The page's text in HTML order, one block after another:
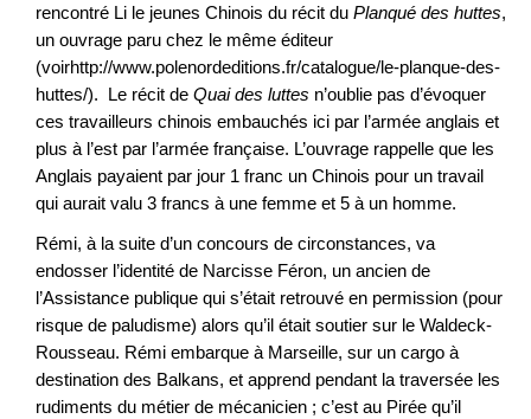
rencontré Li le jeunes Chinois du récit du Planqué des huttes,
un ouvrage paru chez le même éditeur
(voirhttp://www.polenordeditions.fr/catalogue/le-planque-des-
huttes/). Le récit de Quai des luttes n’oublie pas d’évoquer
ces travailleurs chinois embauchés ici par l’armée anglais et
plus à l’est par l’armée française. L’ouvrage rappelle que les
Anglais payaient par jour 1 franc un Chinois pour un travail
qui aurait valu 3 francs à une femme et 5 à un homme.
Rémi, à la suite d’un concours de circonstances, va
endosser l’identité de Narcisse Féron, un ancien de
l’Assistance publique qui s’était retrouvé en permission (pour
risque de paludisme) alors qu’il était soutier sur le Waldeck-
Rousseau. Rémi embarque à Marseille, sur un cargo à
destination des Balkans, et apprend pendant la traversée les
rudiments du métier de mécanicien ; c’est au Pirée qu’il